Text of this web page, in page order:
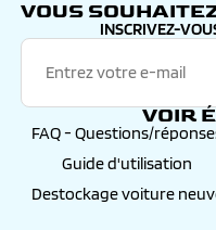
VOUS
INSCRIVEZ-
VOIR
FAQ - Questions/
Guide d'utilisation
Destockage voiture